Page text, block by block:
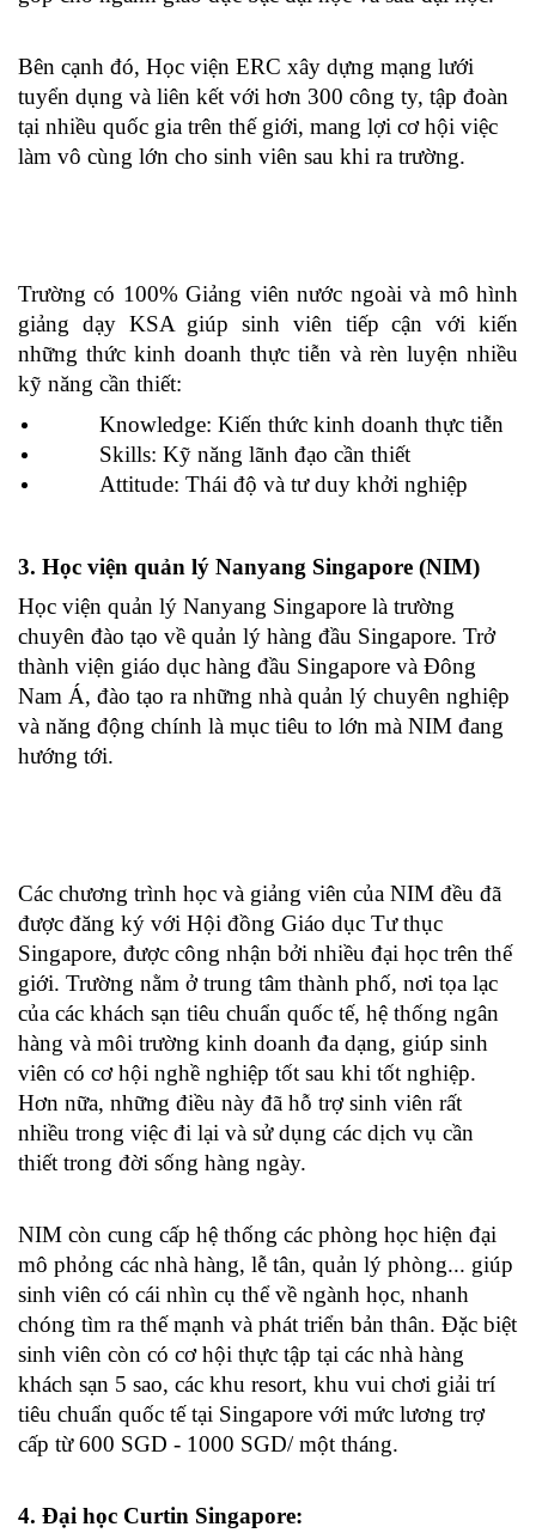
Bên cạnh đó, Học viện ERC xây dựng mạng lưới
tuyển dụng và liên kết với hơn 300 công ty, tập đoàn
tại nhiều quốc gia trên thế giới, mang lợi cơ hội việc
làm vô cùng lớn cho sinh viên sau khi ra trường.
Trường có 100% Giảng viên nước ngoài và mô hình
giảng dạy KSA giúp sinh viên tiếp cận với kiến
những thức kinh doanh thực tiễn và rèn luyện nhiều
kỹ năng cần thiết:
Knowledge: Kiến thức kinh doanh thực tiễn
Skills: Kỹ năng lãnh đạo cần thiết
Attitude: Thái độ và tư duy khởi nghiệp
3. Học viện quản lý Nanyang Singapore (NIM)
Học viện quản lý Nanyang Singapore là trường
chuyên đào tạo về quản lý hàng đầu Singapore. Trở
thành viện giáo dục hàng đầu Singapore và Đông
Nam Á, đào tạo ra những nhà quản lý chuyên nghiệp
và năng động chính là mục tiêu to lớn mà NIM đang
hướng tới.
Các chương trình học và giảng viên của NIM đều đã
được đăng ký với Hội đồng Giáo dục Tư thục
Singapore, được công nhận bởi nhiều đại học trên thế
giới. Trường nằm ở trung tâm thành phố, nơi tọa lạc
của các khách sạn tiêu chuẩn quốc tế, hệ thống ngân
hàng và môi trường kinh doanh đa dạng, giúp sinh
viên có cơ hội nghề nghiệp tốt sau khi tốt nghiệp.
Hơn nữa, những điều này đã hỗ trợ sinh viên rất
nhiều trong việc đi lại và sử dụng các dịch vụ cần
thiết trong đời sống hàng ngày.
NIM còn cung cấp hệ thống các phòng học hiện đại
mô phỏng các nhà hàng, lễ tân, quản lý phòng... giúp
sinh viên có cái nhìn cụ thể về ngành học, nhanh
chóng tìm ra thế mạnh và phát triển bản thân. Đặc biệt
sinh viên còn có cơ hội thực tập tại các nhà hàng
khách sạn 5 sao, các khu resort, khu vui chơi giải trí
tiêu chuẩn quốc tế tại Singapore với mức lương trợ
cấp từ 600 SGD - 1000 SGD/ một tháng.
4. Đại học Curtin Singapore: